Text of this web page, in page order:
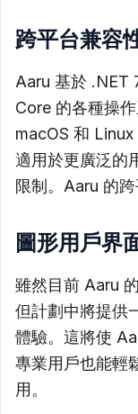
跨平台兼容
Aaru 基於 .NET
Core 的各種操
macOS 和
適用於更廣泛的
限制。Aaru 的跨
圖形用戶界
雖然目前 Aaru
但計劃中將提供
體驗。這將使
專業用戶也能輕
用。